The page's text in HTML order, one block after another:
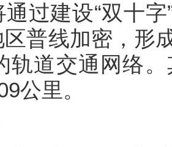
过建设“双十
普线加密，形
轨道交通网络
公里。